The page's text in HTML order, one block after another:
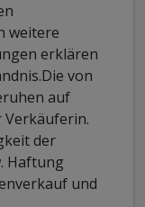
weitere
erklären
von
auf
Verkäuferin.
der
Haftung
und